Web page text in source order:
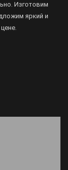
Изготовим
яркий и